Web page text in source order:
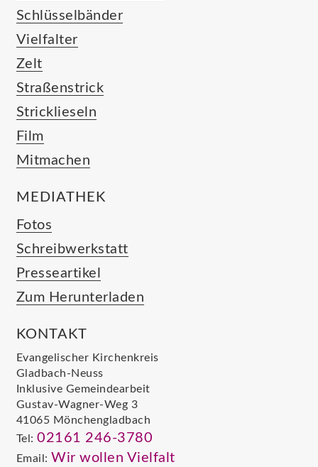
Schlüsselbänder
Vielfalter
Zelt
Straßenstrick
Stricklieseln
Film
Mitmachen
MEDIATHEK
Fotos
Schreibwerkstatt
Presseartikel
Zum Herunterladen
KONTAKT
Evangelischer Kirchenkreis
Gladbach-Neuss
Inklusive Gemeindearbeit
Gustav-Wagner-Weg 3
41065 Mönchengladbach
Tel: 02161 246-3780
Email: Wir wollen Vielfalt